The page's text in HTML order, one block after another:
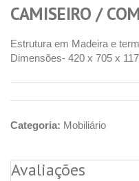
CAMISEIRO /
Estrutura em Madeira e
Dimensões- 420 x 705 x
Categoria: Mobiliário
Avaliações